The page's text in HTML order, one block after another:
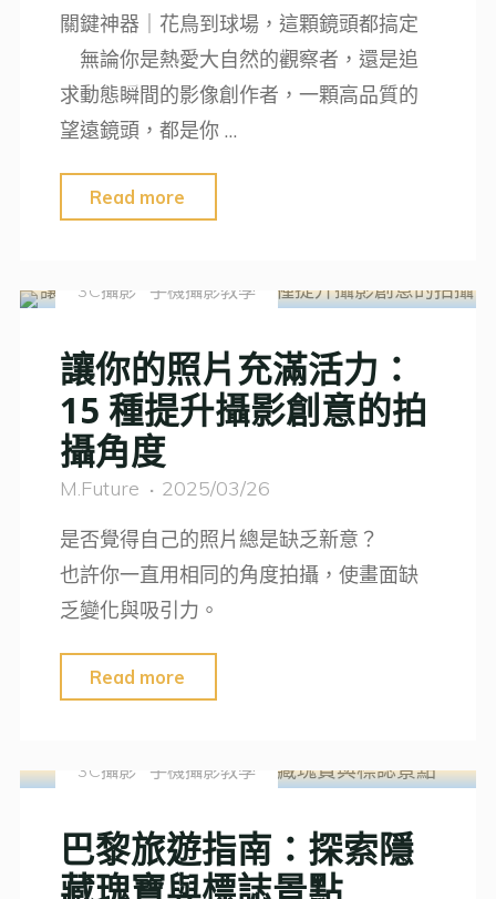
必
要
升
級
嗎？
關鍵神器｜花鳥到球場，這顆鏡頭都搞定
無論你是熱愛大自然的觀察者，還是追
求動態瞬間的影像創作者，一顆高品質的
望遠鏡頭，都是你 …
Read more
鳥、
球
賽
長
鏡
頭
助
攻，
攝
重
3C攝影 手機攝影教學
讓你的照片充滿活力：
15 種提升攝影創意的拍
攝角度
M.Future
2025/03/26
是否覺得自己的照片總是缺乏新意？
也許你一直用相同的角度拍攝，使畫面缺
乏變化與吸引力。
Read more
照
充
滿
3C攝影 手機攝影教學
巴黎旅遊指南：探索隱
藏瑰寶與標誌景點